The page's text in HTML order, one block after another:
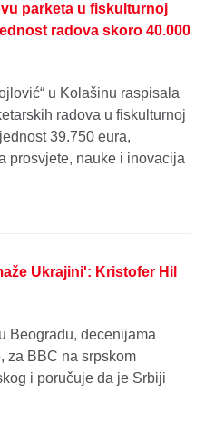
parketa u fiskulturnoj
radova skoro 40.000
u Kolašinu raspisala
radova u fiskulturnoj
39.750 eura,
prosvjete, nauke i inovacija
Ukrajini': Kristofer Hil
Beogradu, decenijama
za BBC na srpskom
i poručuje da je Srbiji